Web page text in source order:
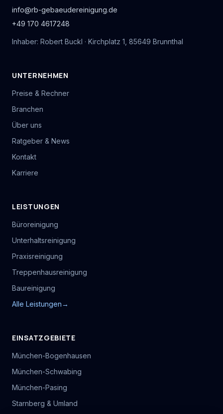
info@rb-gebaeudereinigung.de
+49 170 4617248
Inhaber: Robert Buckl · Kirchplatz 1, 85649 Brunnthal
UNTERNEHMEN
Preise & Rechner
Branchen
Über uns
Ratgeber & News
Kontakt
Karriere
LEISTUNGEN
Büroreinigung
Unterhaltsreinigung
Praxisreinigung
Treppenhausreinigung
Baureinigung
Alle Leistungen→
EINSATZGEBIETE
München-Bogenhausen
München-Schwabing
München-Pasing
Starnberg & Umland